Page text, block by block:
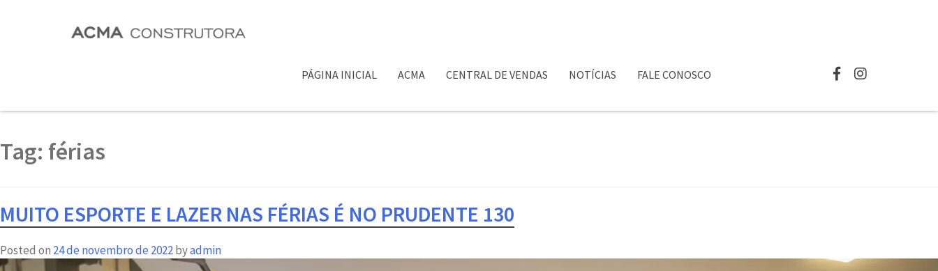
PÁGINA INICIAL ACMA CENTRAL DE VENDAS NOTÍCIAS FALE CONOSCO
Tag: férias
MUITO ESPORTE E LAZER NAS FÉRIAS É NO PRUDENTE 130
Posted on 24 de novembro de 2022byadmin